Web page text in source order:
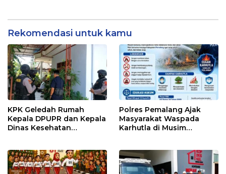
Rekomendasi untuk kamu
KPK Geledah Rumah
Kepala DPUPR dan Kepala
Dinas Kesehatan
Polres Pemalang Ajak
Masyarakat Waspada
Karhutla di Musim